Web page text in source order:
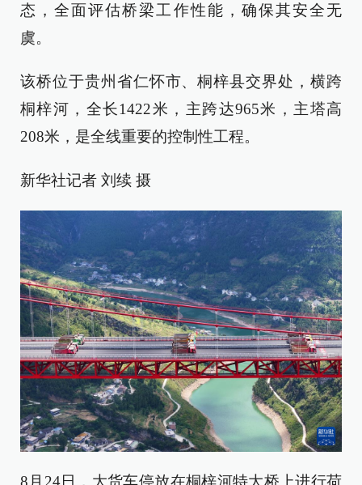
态，全面评估桥梁工作性能，确保其安全无
虞。
该桥位于贵州省仁怀市、桐梓县交界处，横跨
桐梓河，全长1422米，主跨达965米，主塔高
208米，是全线重要的控制性工程。
新华社记者 刘续 摄
8月24日，大货车停放在桐梓河特大桥上进行荷